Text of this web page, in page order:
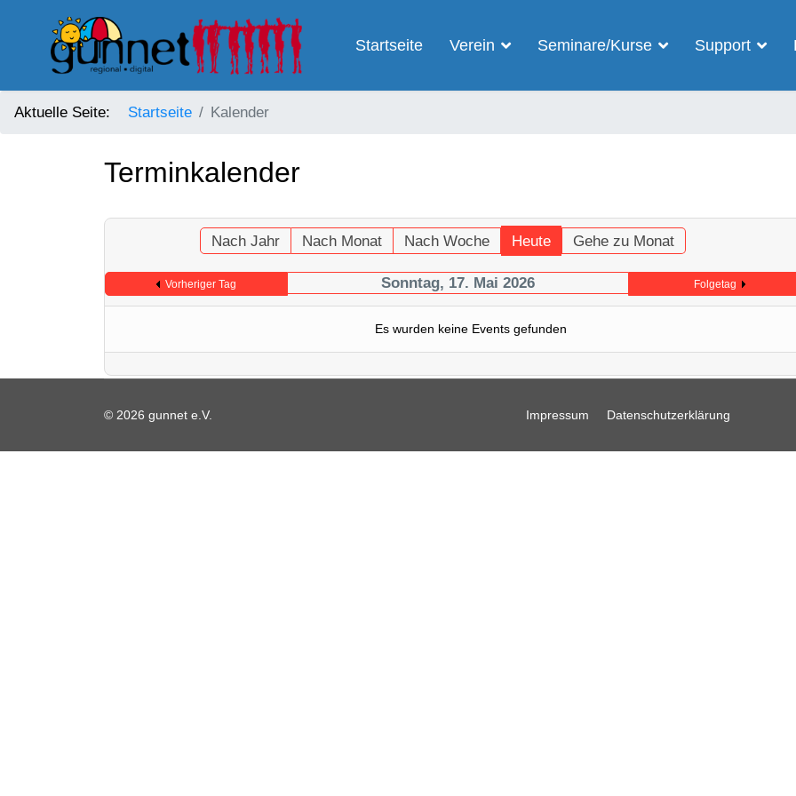
Startseite Verein Seminare/Kurse Support
Aktuelle Seite: Startseite Kalender
Terminkalender
Nach Jahr Nach Monat Nach Woche Heute Gehe zu Monat
Vorheriger Tag Sonntag, 17. Mai 2026 Folgetag
Es wurden keine Events gefunden
© 2026 gunnet e.V. Impressum Datenschutzerklärung